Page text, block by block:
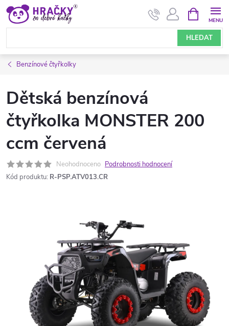
Přejít
obsah
HLEDAT
NÁKUPNÍ
KOŠÍK
Benzínové čtyřkolky
Dětská benzínová
čtyřkolka MONSTER 200
ccm červená
Neohodnoceno Podrobnosti hodnocení
Kód produktu: R-PSP.ATV013.CR